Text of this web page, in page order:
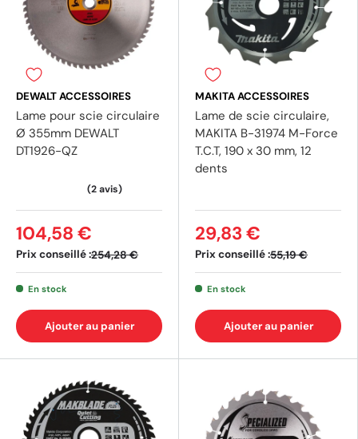
DEWALT ACCESSOIRES
Lame pour scie circulaire
Ø 355mm DEWALT
DT1926-QZ
Prix conseillé :254,28 €
104,58 €
En stock
Ajouter au panier
MAKITA ACCESSOIRES
Lame de scie circulaire,
MAKITA B-31974 M-Force
T.C.T, 190 x 30 mm, 12
dents
Prix conseillé :55,19 €
29,83 €
En stock
Ajouter au panier